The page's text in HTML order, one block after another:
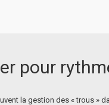
pour
la gestion des « trous »